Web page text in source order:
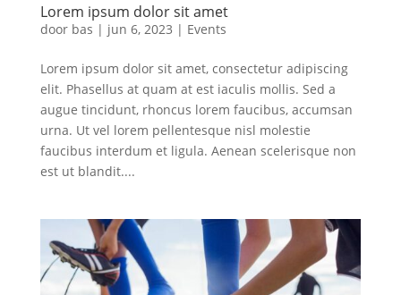
Lorem ipsum dolor sit amet
door bas | jun 6, 2023 | Events
Lorem ipsum dolor sit amet, consectetur adipiscing
elit. Phasellus at quam at est iaculis mollis. Sed a
augue tincidunt, rhoncus lorem faucibus, accumsan
urna. Ut vel lorem pellentesque nisl molestie
faucibus interdum et ligula. Aenean scelerisque non
est ut blandit....